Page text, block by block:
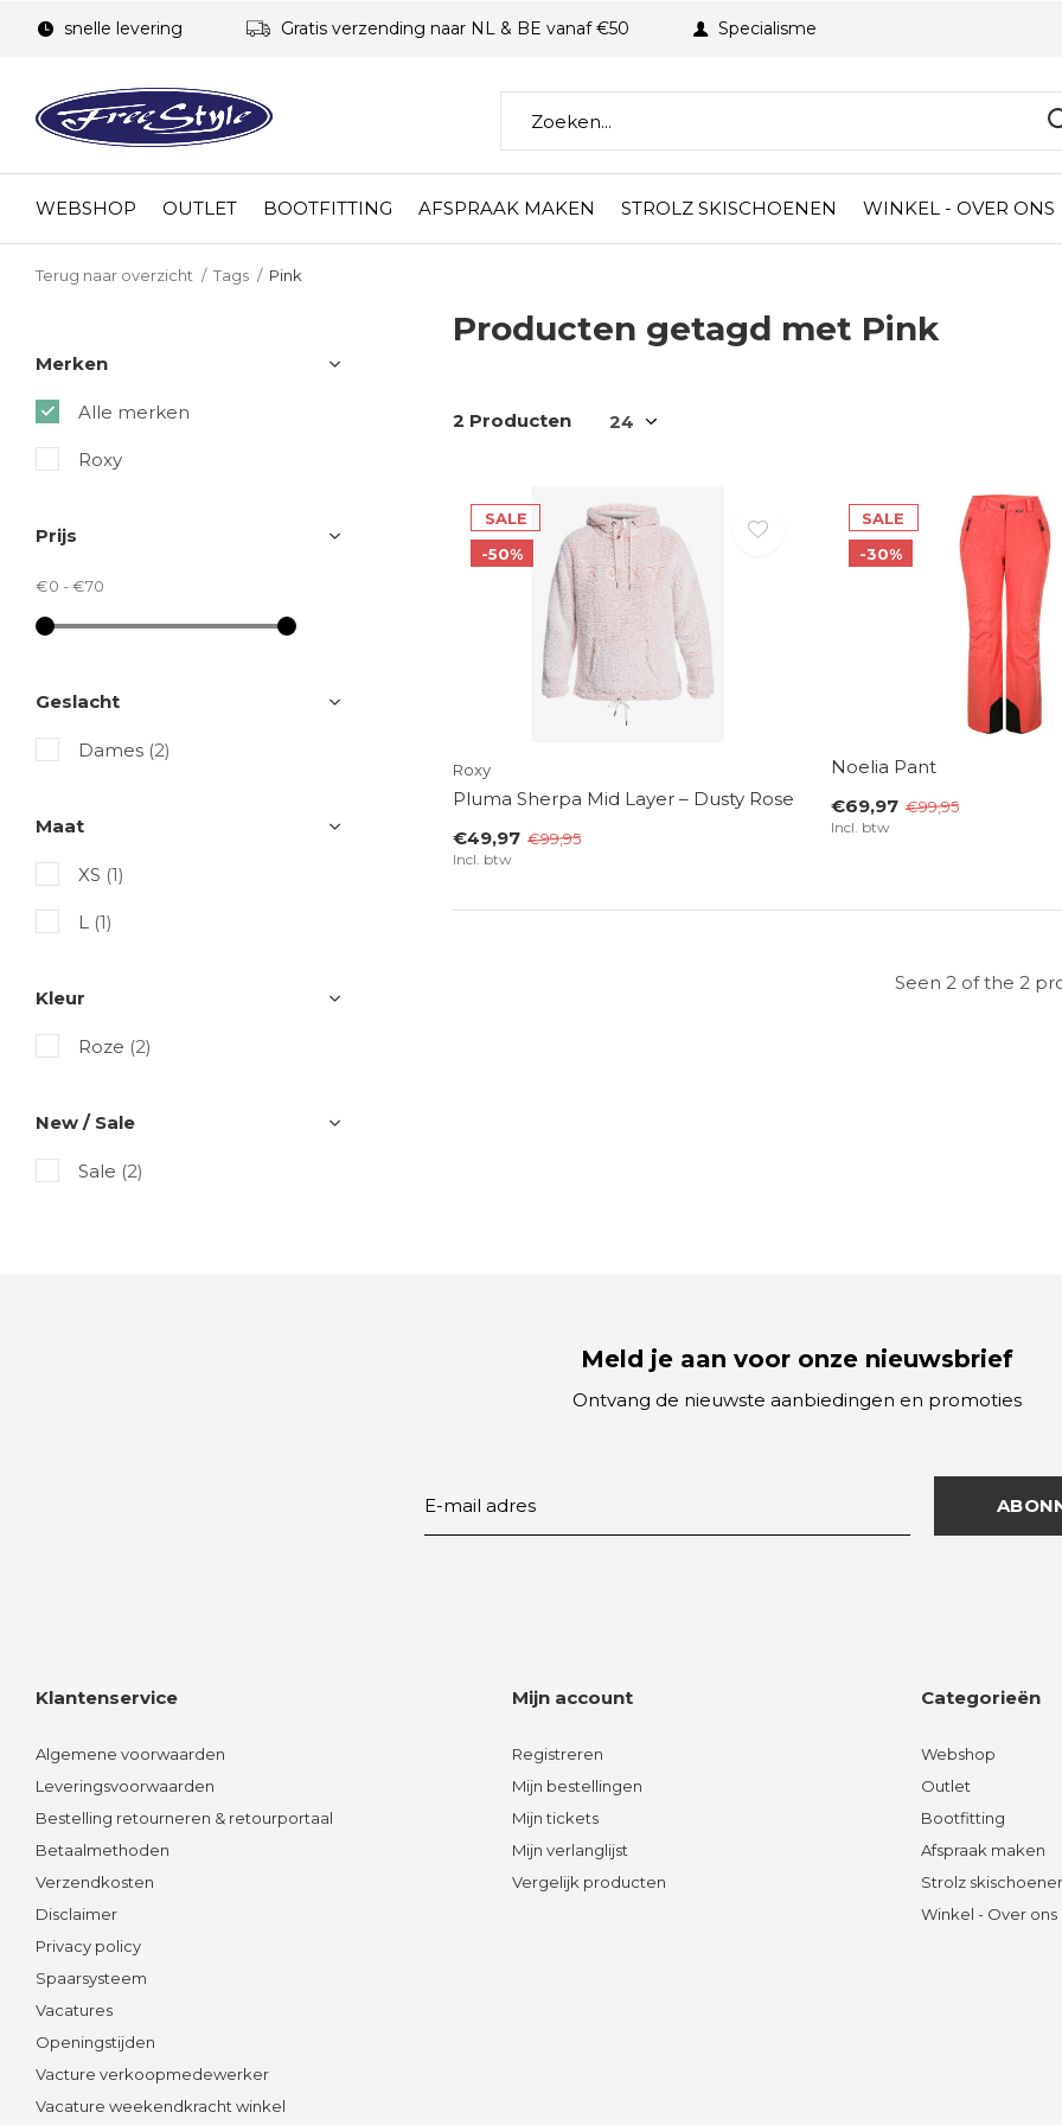
WEBSHOP OUTLET BOOTFITTING AFSPRAAK MAKEN STROLZ SKISCHOENEN WINKEL - OVER ONS
snelle levering Gratis verzending naar NL & BE vanaf €50 Specialisme
Terug naar overzicht Tags Pink
Producten getagd met Pink
2 Producten
SALE
-50%
Roxy
Pluma Sherpa Mid Layer – Dusty Rose
€49,97 €99,95
Incl. btw
SALE
-30%
Noelia Pant
€69,97 €99,95
Incl. btw
Seen 2 of the 2
Merken
Alle merken
Roxy
Prijs
€0 - €70
Geslacht
Dames (2)
Maat
XS (1)
L (1)
Kleur
Roze (2)
New / Sale
Sale (2)
Meld je aan voor onze nieuwsbrief
Ontvang de nieuwste aanbiedingen en promoties
Klantenservice
Algemene voorwaarden
Leveringsvoorwaarden
Bestelling retourneren & retourportaal
Betaalmethoden
Verzendkosten
Disclaimer
Privacy policy
Spaarsysteem
Vacatures
Openingstijden
Vacture verkoopmedewerker
Vacature weekendkracht winkel
Mijn account
Registreren
Mijn bestellingen
Mijn tickets
Mijn verlanglijst
Vergelijk producten
Categorieën
Webshop
Outlet
Bootfitting
Afspraak maken
Strolz
Winkel - Over ons